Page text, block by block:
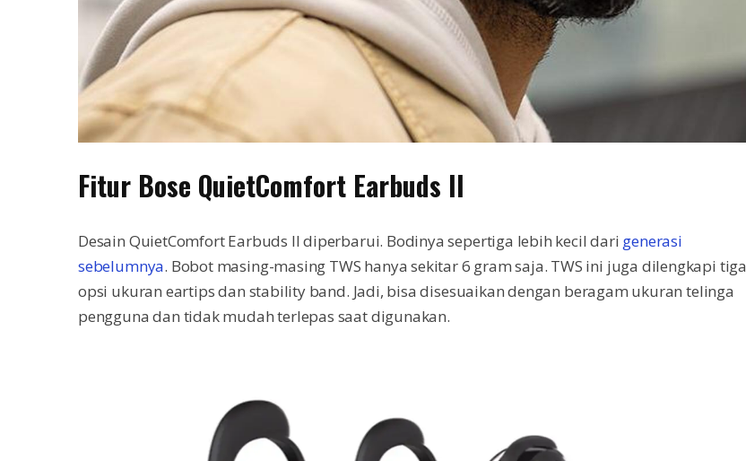
Fitur Bose QuietComfort Earbuds II
Desain QuietComfort Earbuds II diperbarui. Bodinya sepertiga lebih kecil dari generasi
sebelumnya. Bobot masing-masing TWS hanya sekitar 6 gram saja. TWS ini juga dilengkapi tiga
opsi ukuran eartips dan stability band. Jadi, bisa disesuaikan dengan beragam ukuran telinga
pengguna dan tidak mudah terlepas saat digunakan.